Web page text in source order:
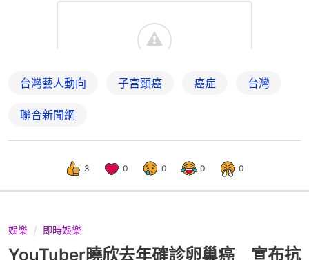
台灣藝人動向 子宮頸癌 癌症 台灣
聯合新聞網
3 0 0 0 0
娛樂 即時娛樂
YouTuber曉欣去年確診卵巢癌 宣布抗